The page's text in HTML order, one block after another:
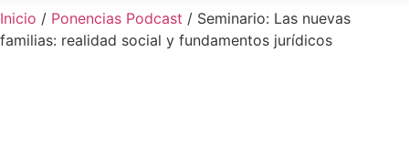
Inicio / Ponencias Podcast / Seminario: Las nuevas
familias: realidad social y fundamentos jurídicos